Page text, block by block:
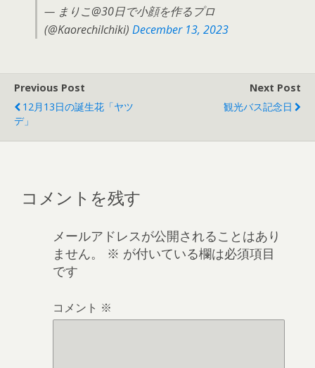
— まりこ@30日で小顔を作るプロ
(@KaorechiIchiki) December 13, 2023
Previous Post
12月13日の誕生花「ヤツ
デ」
Next Post
観光バス記念日
コメントを残す
メールアドレスが公開されることはあり
ません。
※ が付いている欄は必須項目
です
コメント ※